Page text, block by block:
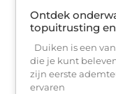
Ontdek
topuitrusting
Duiken is een
die je kunt
zijn eerste
ervaren